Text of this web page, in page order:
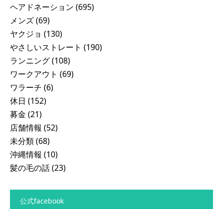
ヘアドネーション (695)
メンズ(69)
ヤクジョ (130)
やさしいストレート (190)
ランニング(108)
ワークアウト (69)
ワラーチ (6)
休日 (152)
募金 (21)
店舗情報 (52)
未分類(68)
沖縄情報 (10)
髪の毛の話(23)
公式facebook